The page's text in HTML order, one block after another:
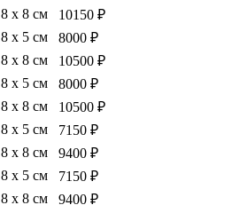
8 х 8 см
10150 ₽
8 х 5 см
8000 ₽
8 х 8 см
10500 ₽
8 х 5 см
8000 ₽
8 х 8 см
10500 ₽
8 х 5 см
7150 ₽
8 х 8 см
9400 ₽
8 х 5 см
7150 ₽
8 х 8 см
9400 ₽